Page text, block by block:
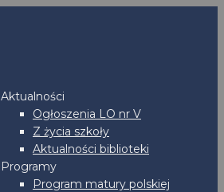
Aktualności
Ogłoszenia LO nr V
Z życia szkoły
Aktualności biblioteki
Programy
Program matury polskiej